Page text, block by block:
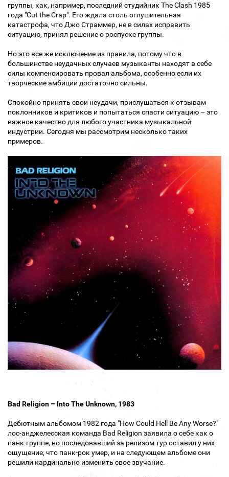
группы, как, например, последний студийник The Clash 1985
года "Cut the Crap". Его ждала столь оглушительная
катастрофа, что Джо Страммер, не в силах исправить
ситуацию, принял решение о роспуске группы.
Но это все же исключение из правила, потому что в
большинстве неудачных случаев музыканты находят в себе
силы компенсировать провал альбома, особенно если их
творческие амбиции достаточно сильны.
Спокойно принять свои неудачи, прислушаться к отзывам
поклонников и критиков и попытаться спасти ситуацию – это
важное качество для любого участника музыкальной
индустрии. Сегодня мы рассмотрим несколько таких
примеров.
Bad Religion – Into The Unknown, 1983
Дебютным альбомом 1982 года "How Could Hell Be Any Worse?"
лос-анджелесская команда Bad Religion заявила о себе как о
панк-группе, но последовавший за релизом тур оставил у них
ощущение, что панк-рок умер, и на следующем альбоме они
решили кардинально изменить свое звучание.